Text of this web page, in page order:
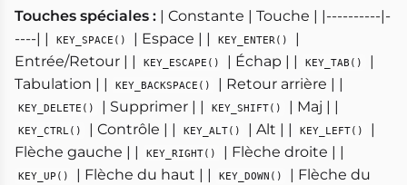
Touches spéciales : | Constante | Touche | |----------|-
----| |
KEY_SPACE() | Espace | | KEY_ENTER()
|
Entrée/Retour | |
KEY_ESCAPE() | Échap | | KEY_TAB()
|
Tabulation | |
KEY_BACKSPACE() | Retour arrière | |
KEY_DELETE() | Supprimer | | KEY_SHIFT() | Maj | |
KEY_CTRL() | Contrôle | | KEY_ALT() | Alt | | KEY_LEFT()
|
Flèche gauche | |
KEY_RIGHT() | Flèche droite | |
KEY_UP() | Flèche du haut | | KEY_DOWN()
| Flèche du